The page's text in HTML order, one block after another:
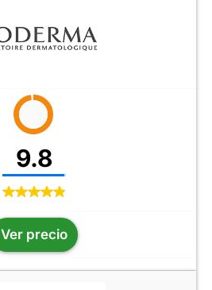
9.8
Ver precio